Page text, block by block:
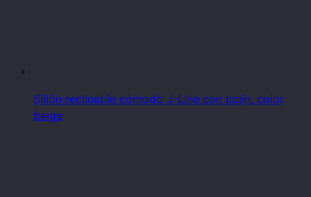
Sillón reclinable cómodo J-Line con cojín, color
beige